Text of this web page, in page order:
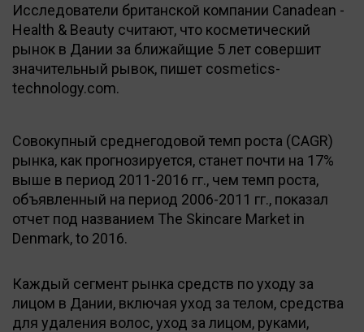
Исследователи британской компании Canadean -
Health & Beauty считают, что косметический
рынок в Дании за ближайщие 5 лет совершит
значительный рывок, пишет cosmetics-
technology.com.
Совокупный среднегодовой темп роста (CAGR)
рынка, как прогнозируется, станет почти на 17%
выше в период 2011-2016 гг., чем темп роста,
объявленный на период 2006-2011 гг., показал
отчет под названием The Skincare Market in
Denmark, to 2016.
Каждый сегмент рынка средств по уходу за
лицом в Дании, включая уход за телом, средства
для удаления волос, уход за лицом, руками,